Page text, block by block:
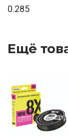
0.285
Ещё